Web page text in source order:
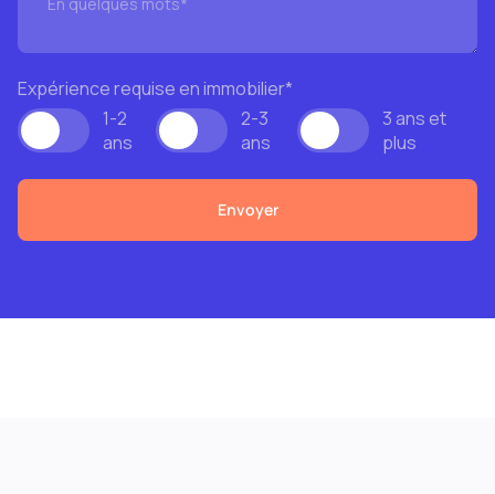
Expérience requise en immobilier*
1-2
ans
2-3
ans
3 ans et
plus